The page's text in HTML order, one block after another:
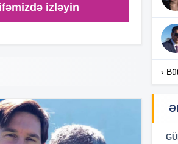
izləyin
›